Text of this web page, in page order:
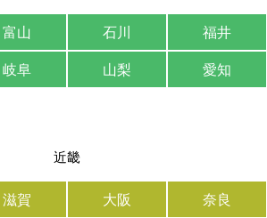
富山 石川
福井
岐阜 山梨
愛知
近畿
滋賀 大阪
奈良